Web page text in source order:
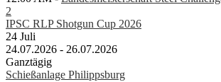
2
IPSC RLP Shotgun Cup 2026
24 Juli
24.07.2026 - 26.07.2026
Ganztägig
Schießanlage Philippsburg